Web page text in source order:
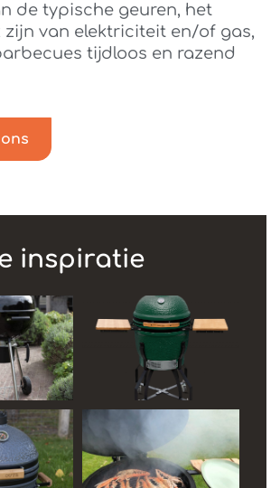
de typische geuren, het
zijn van elektriciteit en/of gas,
tijdloos en razend
inspiratie